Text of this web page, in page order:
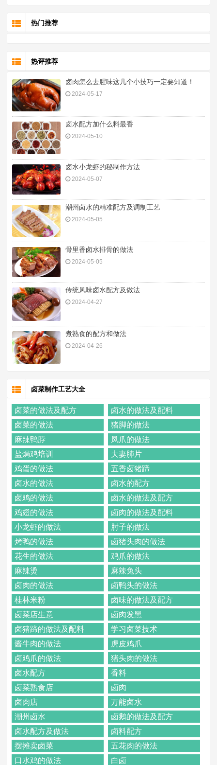
热门推荐
热评推荐
卤肉怎么去腥味这几个小技巧一定要知道！
2024-05-17
卤水配方加什么料最香
2024-05-10
卤水小龙虾的秘制作方法
2024-05-07
潮州卤水的精准配方及调制工艺
2024-05-05
骨里香卤水排骨的做法
2024-05-05
传统风味卤水配方及做法
2024-04-27
煮熟食的配方和做法
2024-04-26
卤菜制作工艺大全
卤菜的做法及配方
卤水的做法及配料
卤菜的做法
猪脚的做法
麻辣鸭脖
凤爪的做法
盐焗鸡培训
夫妻肺片
鸡蛋的做法
五香卤猪蹄
卤水的做法
卤水的配方
卤鸡的做法
卤水的做法及配方
鸡翅的做法
卤肉的做法及配料
小龙虾的做法
肘子的做法
烤鸭的做法
卤猪头肉的做法
花生的做法
鸡爪的做法
麻辣烫
麻辣兔头
卤肉的做法
卤鸭头的做法
桂林米粉
卤味的做法及配方
卤菜店生意
卤肉发黑
卤猪蹄的做法及配料
学习卤菜技术
酱牛肉的做法
虎皮鸡爪
卤鸡爪的做法
猪头肉的做法
卤水配方
香料
卤菜熟食店
卤肉
卤肉店
万能卤水
潮州卤水
卤鹅的做法及配方
卤水配方及做法
卤料配方
摆摊卖卤菜
五花肉的做法
口水鸡的做法
白卤